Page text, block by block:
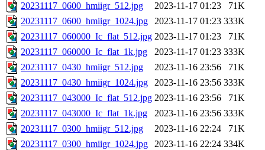
20231117_0600_hmiigr_512.jpg
2023-11-17 01:23
71K
20231117_0600_hmiigr_1024.jpg
2023-11-17 01:23 333K
20231117_060000_Ic_flat_512.jpg 2023-11-17 01:23
71K
20231117_060000_Ic_flat_1k.jpg
2023-11-17 01:23 333K
20231117_0430_hmiigr_512.jpg
2023-11-16 23:56
71K
20231117_0430_hmiigr_1024.jpg
2023-11-16 23:56 333K
20231117_043000_Ic_flat_512.jpg 2023-11-16 23:56
71K
20231117_043000_Ic_flat_1k.jpg
2023-11-16 23:56 333K
20231117_0300_hmiigr_512.jpg
2023-11-16 22:24
71K
20231117_0300_hmiigr_1024.jpg
2023-11-16 22:24 334K